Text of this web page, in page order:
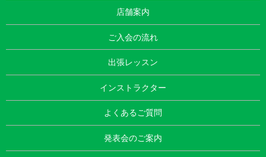
店舗案内
ご入会の流れ
出張レッスン
インストラクター
よくあるご質問
発表会のご案内